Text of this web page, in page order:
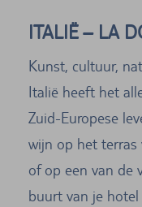
ITALIË – LA
Kunst, cultuur,
Italië heeft het
Zuid-Europese
wijn op het terras
of op een van de
buurt van je hotel